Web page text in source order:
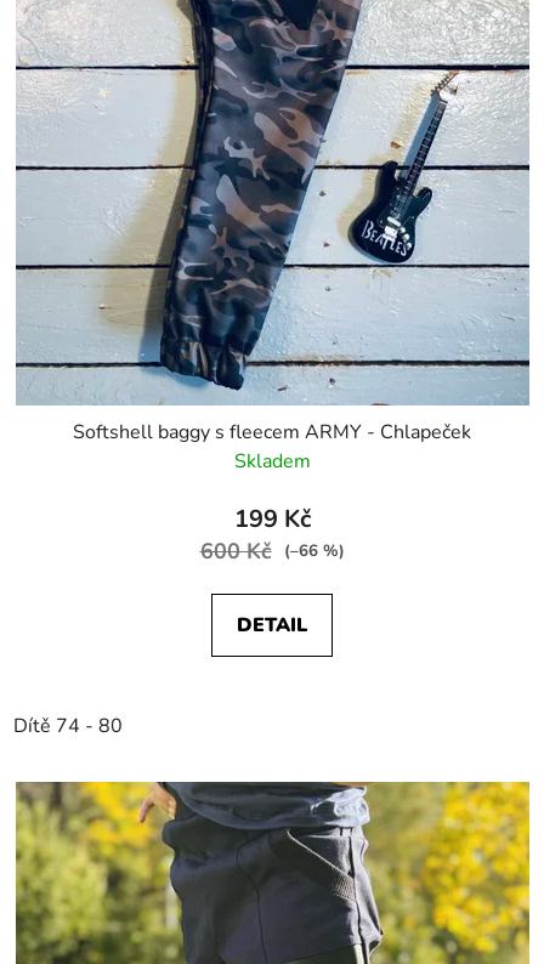
Softshell baggy s fleecem ARMY - Chlapeček
Skladem
199 Kč
600 Kč (–66 %)
DETAIL
Dítě 74 - 80